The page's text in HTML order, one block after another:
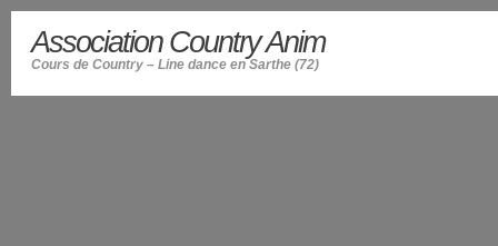
Association Country Anim
Cours de Country – Line dance en Sarthe (72)